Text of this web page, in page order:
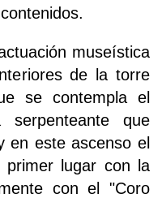
museística
de la torre
se contempla el
que
en este ascenso el
primer lugar con la
con el "Coro